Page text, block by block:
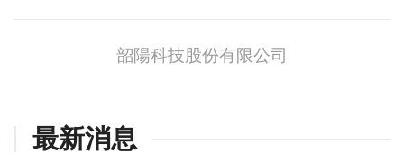
韶陽科技股份有限公司
最新消息